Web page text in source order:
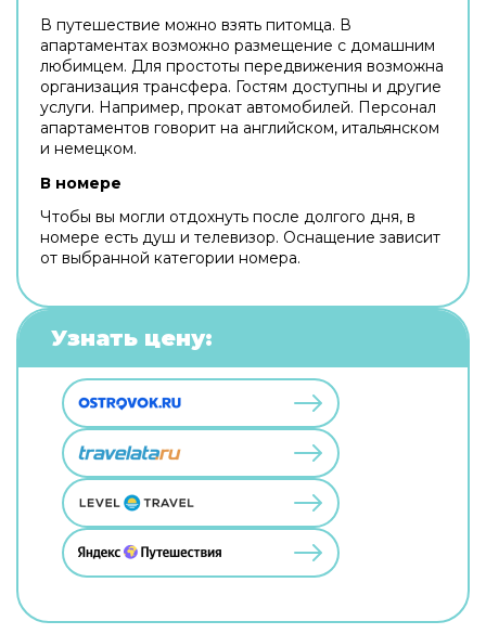
В путешествие можно взять питомца. В
апартаментах возможно размещение с домашним
любимцем. Для простоты передвижения возможна
организация трансфера. Гостям доступны и другие
услуги. Например, прокат автомобилей. Персонал
апартаментов говорит на английском, итальянском
и немецком.
В номере
Чтобы вы могли отдохнуть после долгого дня, в
номере есть душ и телевизор. Оснащение зависит
от выбранной категории номера.
Узнать цену: